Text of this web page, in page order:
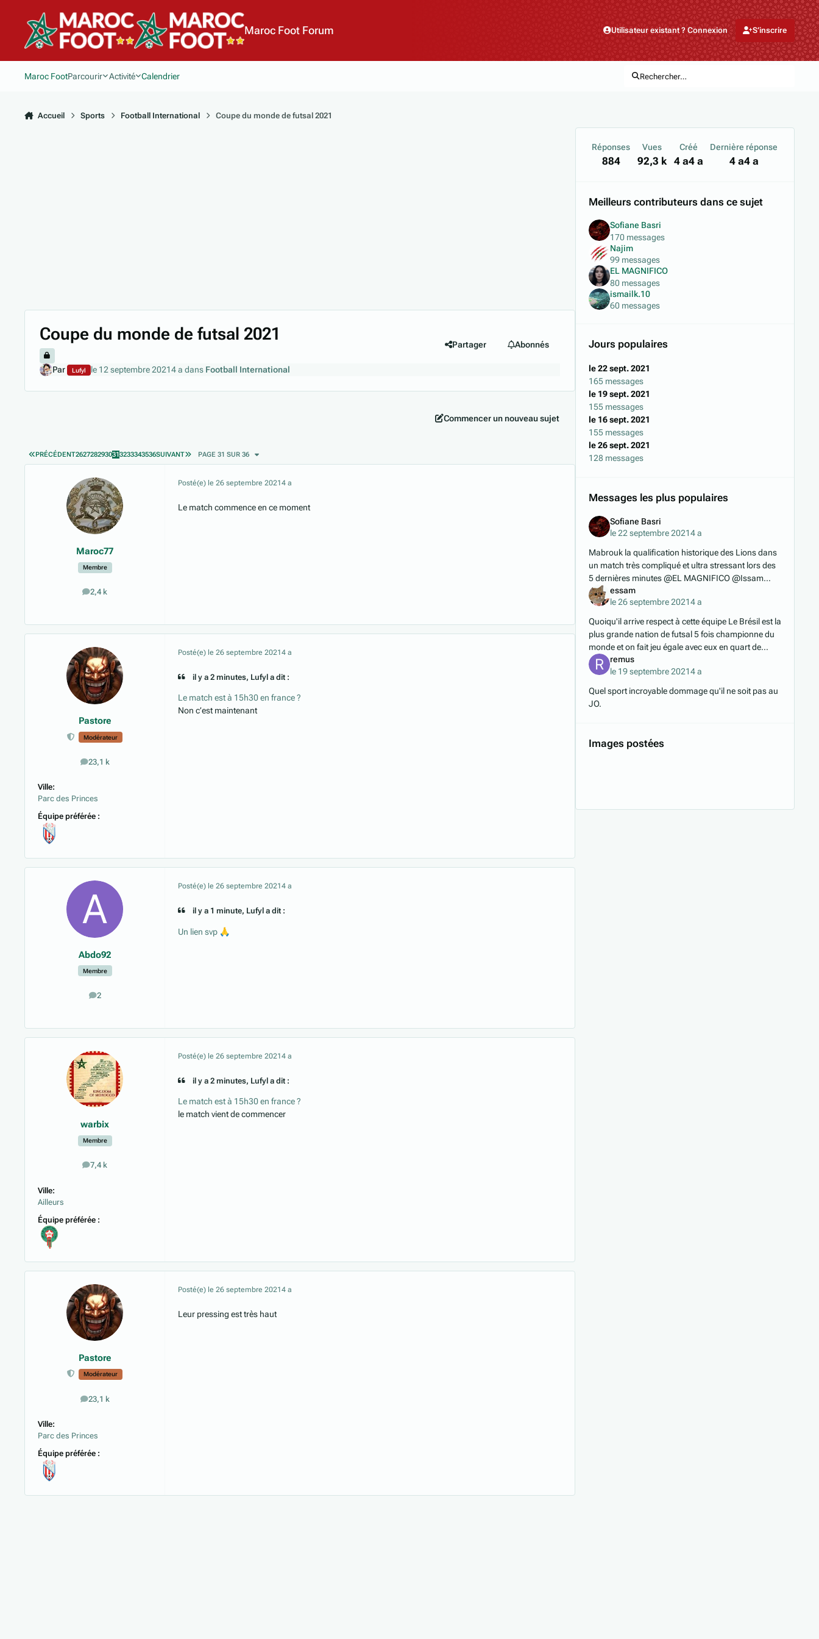
Maroc Foot Forum Utilisateur existant ? Connexion S’inscrire
Maroc FootParcourir Activité Calendrier Rechercher…
Accueil Sports Football International Coupe du monde de futsal 2021
Coupe du monde de futsal 2021
Partager Abonnés
Par Lufyl le 12 septembre 20214 a dans Football International
Commencer un nouveau sujet
PREMIÈRE PAGE
PRÉCÉDENT2627282930313233343536SUIVANT DERNIÈRE PAGE
PAGE 31 SUR 36
Maroc77
Membre
2,4 k
messages
Posté(e) le 26 septembre 20214 a
Le match commence en ce moment
Pastore
Modérateur
23,1 k
messages
Ville:
Parc des Princes
Équipe préférée :
Posté(e) le 26 septembre 2021 4 a
il y a 2 minutes, Lufyl a dit :
Le match est à 15h30 en france ?
Non c’est maintenant
Abdo92
Membre
2
messages
Posté(e) le 26 septembre 2021 4 a
il y a 1 minute, Lufyl a dit :
Un lien svp 🙏
warbix
Membre
7,4 k
messages
Ville:
Ailleurs
Équipe préférée :
Posté(e) le 26 septembre 20214 a
il y a 2 minutes, Lufyl a dit :
Le match est à 15h30 en france ?
le match vient de commencer
Pastore
Modérateur
23,1 k
messages
Ville:
Parc des Princes
Équipe préférée :
Posté(e) le 26 septembre 2021 4 a
Leur pressing est très haut
Réponses
884
Vues
92,3 k
Créé
4 a4 a
Dernière réponse
4 a4 a
Meilleurs contributeurs dans ce sujet
Sofiane Basri
170 messages
Najim
99 messages
EL MAGNIFICO
80 messages
ismailk.10
60 messages
Jours populaires
le 22 sept. 2021
165 messages
le 19 sept. 2021
155 messages
le 16 sept. 2021
155 messages
le 26 sept. 2021
128 messages
Messages les plus populaires
Sofiane Basri
le 22 septembre 20214 a
Mabrouk la qualification historique des Lions dans
un match très compliqué et ultra stressant lors des
5 dernières minutes @EL MAGNIFICO @Issam
@warbix@Thebestking @Moaad @Lufyl @Baja01
@Z
essam
le 26 septembre 20214 a
Quoiqu'il arrive respect à cette équipe Le Brésil est la
plus grande nation de futsal 5 fois championne du
monde et on fait jeu égale avec eux en quart de
finale de la coupe du monde en ayant pou
remus
le 19 septembre 20214 a
Quel sport incroyable dommage qu'il ne soit pas au
JO.
Images postées